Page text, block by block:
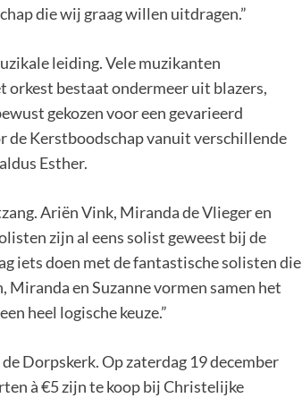
die wij graag willen uitdragen.”
leiding. Vele muzikanten
orkest bestaat ondermeer uit blazers,
gekozen voor een gevarieerd
de Kerstboodschap vanuit verschillende
Esther.
Ariën Vink, Miranda de Vlieger en
zijn al eens solist geweest bij de
iets doen met de fantastische solisten die
Miranda en Suzanne vormen samen het
heel logische keuze.”
Dorpskerk. Op zaterdag 19 december
à €5 zijn te koop bij Christelijke